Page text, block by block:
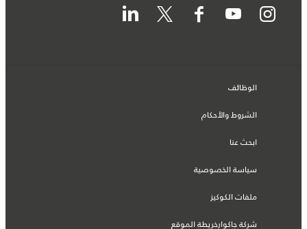
الوظائف
الشروط والأحكام
ابحث عنا
سياسة الخصوصية
ملفات الكوكيز
شركة جاكوارخريطة الموقع